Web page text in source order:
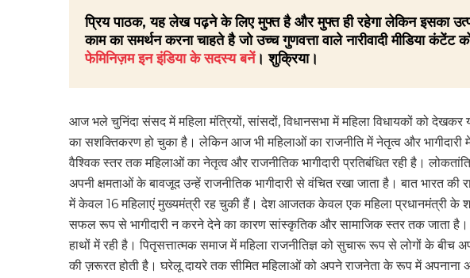
प्रिय पाठक, यह लेख पढ़ने के लिए मुफ्त है और मुफ्त ही रहेगा लेकिन इसका
काम का समर्थन करना चाहते है जो उच्च गुणवत्ता वाले नारीवादी मीडिया
फेमिनिज़म इन इंडिया के सदस्य बनें। शुक्रिया।
आज भले चुनिंदा संसद में महिला मंत्रियों, सांसदों, विधानसभा में महिला विधायकों को देखकर
का सशक्तिकरण हो चुका है। लेकिन आज भी महिलाओं का राजनीति में नेतृत्व और भागीदारी
वैश्विक स्तर तक महिलाओं का नेतृत्व और राजनीतिक भागीदारी प्रतिबंधित रही है।
अपनी क्षमताओं के बावजूद उन्हें राजनीतिक भागीदारी से वंचित रखा जाता है। बात भारत
में केवल 16 महिलाएं मुख्यमंत्री रह चुकी हैं। देश आजतक केवल एक महिला प्रधानमंत्री के
सफल रूप से भागीदारी न करने देने का कारण सांस्कृतिक और सामाजिक स्तर तक जाता है।
हाथों में रही है। पितृसत्तात्मक समाज में महिला राजनीतिज्ञ को सुचारू रूप से लोगों के बीच
की ज़रूरत होती है। घरेलू दायरे तक सीमित महिलाओं को अपने राजनेता के रूप में अपनाना